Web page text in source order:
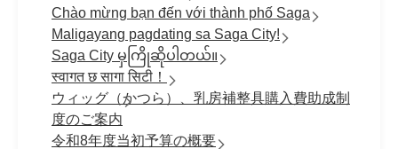
Chào mừng bạn đến với thành phố Saga
Maligayang pagdating sa Saga City!
Saga City မှကြိုဆိုပါတယ်။
स्वागत छ सागा सिटी！
ウィッグ（かつら）、乳房補整具購入費助成制
度のご案内
令和8年度当初予算の概要